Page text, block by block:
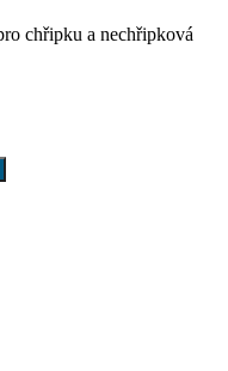
chřipku a nechřipková